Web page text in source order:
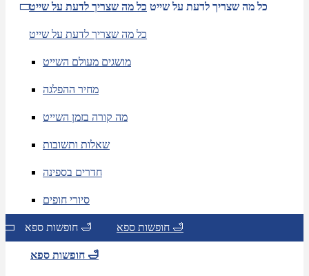
כל מה שצריך לדעת על שייט כל מה שצריך לדעת על שייט
כל מה שצריך לדעת על שייט
מושגים מעולם השייט
מחיר ההפלגה
מה קורה בזמן השייט
שאלות ותשובות
חדרים בספינה
סיורי חופים
חופשות ספא 🛁 חופשות ספא 🛁
חופשות ספא 🛁